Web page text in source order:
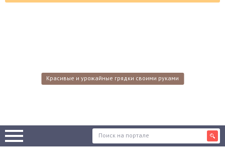
Красивые и урожайные грядки своими руками